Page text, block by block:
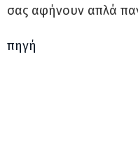
σας αφήνουν απλά
πηγή